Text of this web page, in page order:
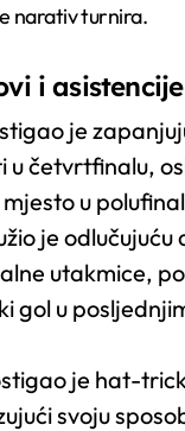
narativ turnira.
i asistencije
je
u četvrtfinalu,
u
je odlučujuću
utakmice,
gol u
je hat-
svoju